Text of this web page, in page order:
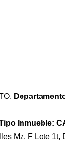
Inmueble:
Mz. F Lote